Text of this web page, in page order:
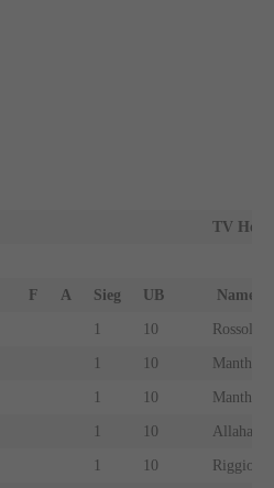
TV
F A Sieg UB Name
1 10 Rossol,
1 10
1 10 Manthey,
1 10 Allaham,
1 10 Riggio,